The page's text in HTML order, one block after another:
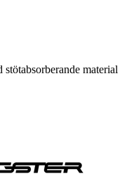
stötabsorberande material